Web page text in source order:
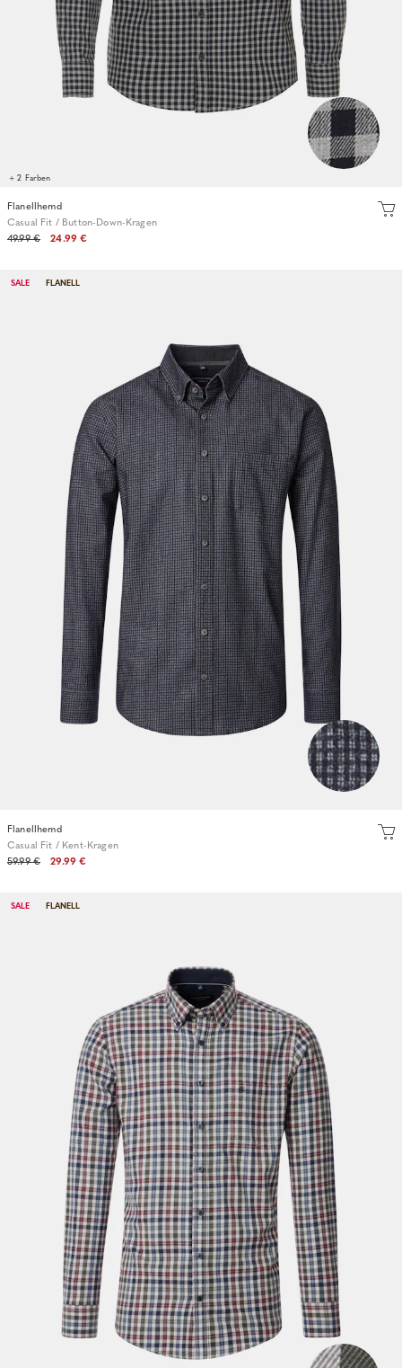
+ 2 Farben
Flanellhemd
Casual Fit / Button-Down-Kragen
49.99 €
24.99 €
SALE FLANELL
Flanellhemd
Casual Fit / Kent-Kragen
59.99 €
29.99 €
SALE FLANELL